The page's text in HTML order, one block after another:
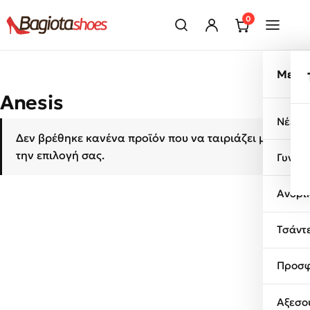
0
Νέες
Anesis
Δεν βρέθηκε κανένα προϊόν που να ταιριάζει με
την επιλογή σας.